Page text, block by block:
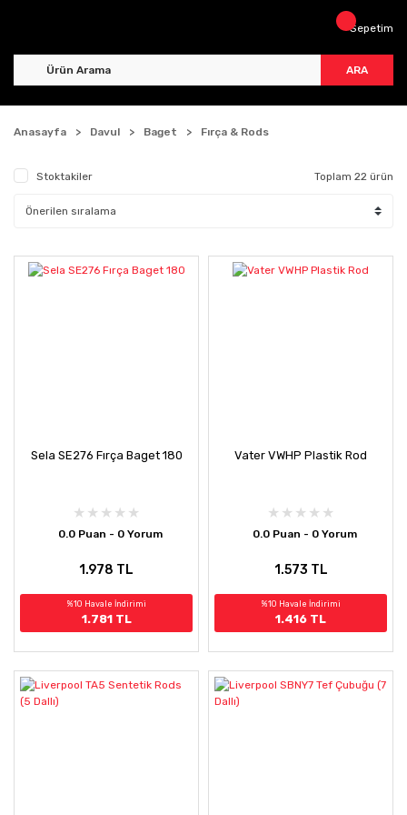
ARA
Sepetim
Anasayfa Davul Baget Fırça & Rods
Stoktakiler Toplam 22 ürün
Sela SE276 Fırça Baget 180
0.0 Puan - 0 Yorum
1.978 TL
%10 Havale İndirimi
1.781 TL
Vater VWHP Plastik Rod
0.0 Puan - 0 Yorum
1.573 TL
%10 Havale İndirimi
1.416 TL